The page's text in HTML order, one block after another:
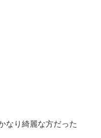
なり綺麗な方だった